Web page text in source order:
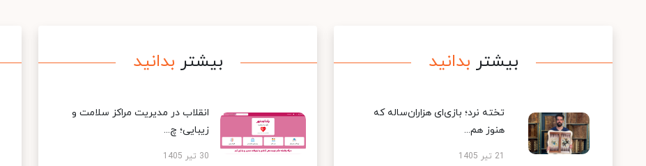
بیشتر بدانید
تخته نرد؛ بازی‌ای هزاران‌ساله که
هنوز هم...
21 تیر 1405
بیشتر بدانید
انقلاب در مدیریت مراکز سلامت و
زیبایی؛ چ...
30 تیر 1405